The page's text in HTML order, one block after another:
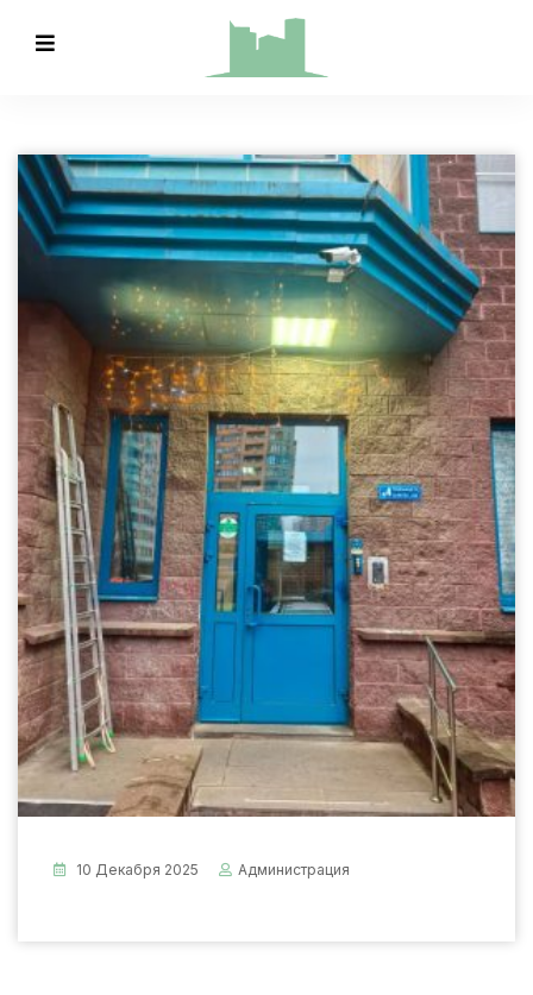
10 Декабря 2025 Администрация